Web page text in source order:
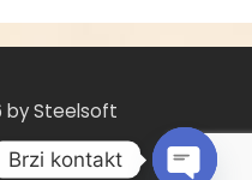
by Steelsoft
Brzi kontakt